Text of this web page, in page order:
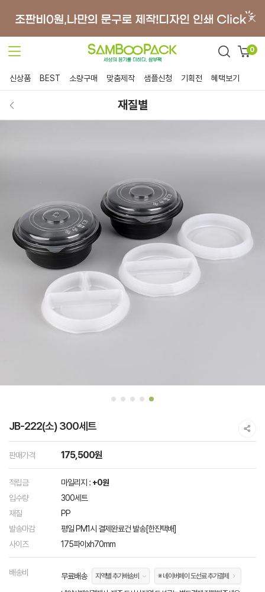
0
신상품 BEST 소량구매 맞춤제작 샘플신청 기획전 혜택보기
재질별
JB-222(소) 300세트
판매가격 175,500원
적립금 마일리지 : +0원
입수량
300세트
재질
PP
발송마감
평일 PM1시 결제완료건 발송[한진택배]
사이즈
175파이xh70mm
배송비 무료배송 지역별 추가배송비 ※ 네이버페이 도선료 추가결제